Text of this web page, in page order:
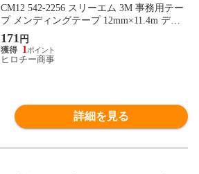
CM12 542-2256 スリーエム 3M 事務用テー
プ メンディングテープ 12mm×11.4m ディ
スペンサー付
171 円
1
ヒロチー商事
詳細を見る